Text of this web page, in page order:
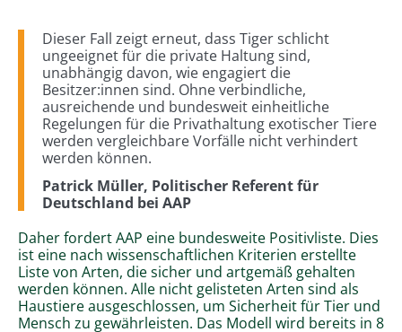
Dieser Fall zeigt erneut, dass Tiger schlicht
ungeeignet für die private Haltung sind,
unabhängig davon, wie engagiert die
Besitzer:innen sind. Ohne verbindliche,
ausreichende und bundesweit einheitliche
Regelungen für die Privathaltung exotischer Tiere
werden vergleichbare Vorfälle nicht verhindert
werden können.
Patrick Müller, Politischer Referent für
Deutschland bei AAP
Daher fordert AAP eine bundesweite Positivliste. Dies
ist eine nach wissenschaftlichen Kriterien erstellte
Liste von Arten, die sicher und artgemäß gehalten
werden können. Alle nicht gelisteten Arten sind als
Haustiere ausgeschlossen, um Sicherheit für Tier und
Mensch zu gewährleisten. Das Modell wird bereits in 8